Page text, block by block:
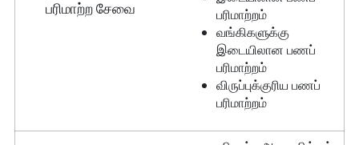
பரிமாற்ற சேவை
பரிமாற்றம்
வங்கிகளுக்கு
இடையிலான பணப்
பரிமாற்றம்
விருப்புக்குரிய பணப்
பரிமாற்றம்